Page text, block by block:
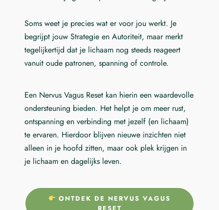
Soms weet je precies wat er voor jou werkt. Je
begrijpt jouw Strategie en Autoriteit, maar merkt
tegelijkertijd dat je lichaam nog steeds reageert
vanuit oude patronen, spanning of controle.
Een Nervus Vagus Reset kan hierin een waardevolle
ondersteuning bieden. Het helpt je om meer rust,
ontspanning en verbinding met jezelf (en lichaam)
te ervaren. Hierdoor blijven nieuwe inzichten niet
alleen in je hoofd zitten, maar ook plek krijgen in
je lichaam en dagelijks leven.
ONTDEK DE NERVUS VAGUS